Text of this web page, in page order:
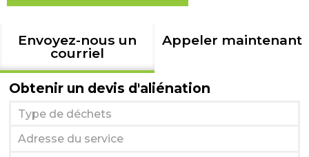
Envoyez-nous un
courriel
Appeler maintenant
Obtenir un devis d'aliénation